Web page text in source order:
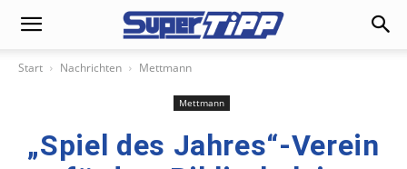
Start Nachrichten Mettmann
Mettmann
„Spiel des Jahres“-Verein